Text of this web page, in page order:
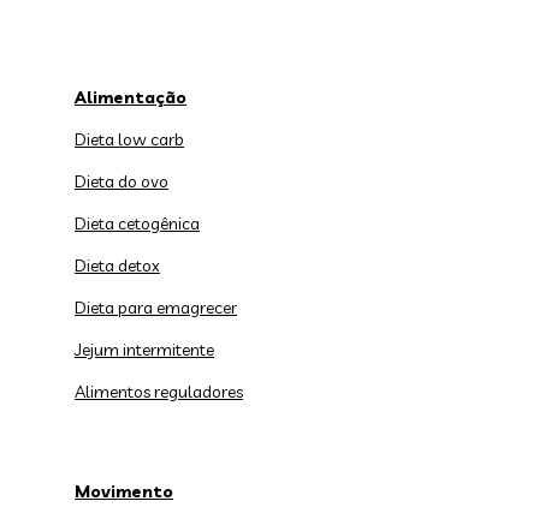
Alimentação
Dieta low carb
Dieta do ovo
Dieta cetogênica
Dieta detox
Dieta para emagrecer
Jejum intermitente
Alimentos reguladores
Movimento